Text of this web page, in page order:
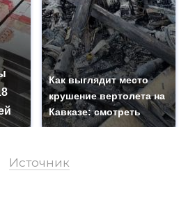
Как выглядит место
крушение вертолета на
Кавказе: смотреть
Источник